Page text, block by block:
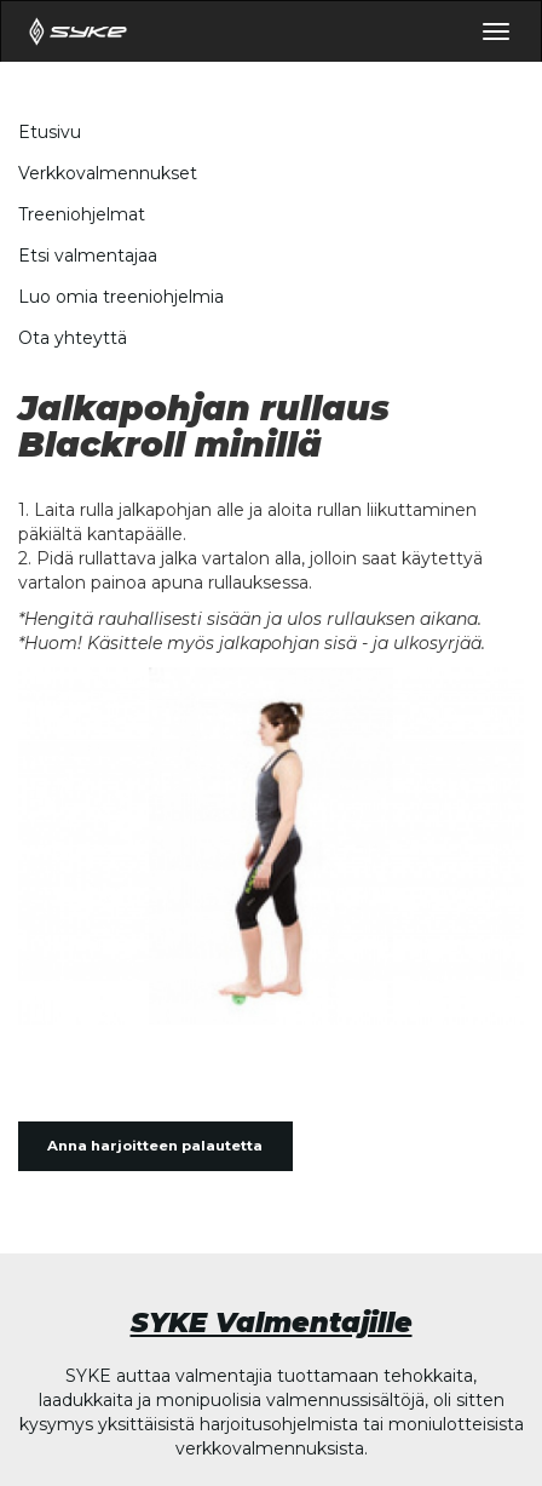
Etusivu
Verkkovalmennukset
Treeniohjelmat
Etsi valmentajaa
Luo omia treeniohjelmia
Ota yhteyttä
Jalkapohjan rullaus
Blackroll minillä
1. Laita rulla jalkapohjan alle ja aloita rullan liikuttaminen
päkiältä kantapäälle.
2. Pidä rullattava jalka vartalon alla, jolloin saat käytettyä
vartalon painoa apuna rullauksessa.
*Hengitä rauhallisesti sisään ja ulos rullauksen aikana.
*Huom! Käsittele myös jalkapohjan sisä - ja ulkosyrjää.
Anna harjoitteen palautetta
SYKE Valmentajille
SYKE auttaa valmentajia tuottamaan tehokkaita,
laadukkaita ja monipuolisia valmennussisältöjä, oli sitten
kysymys yksittäisistä harjoitusohjelmista tai moniulotteisista
verkkovalmennuksista.